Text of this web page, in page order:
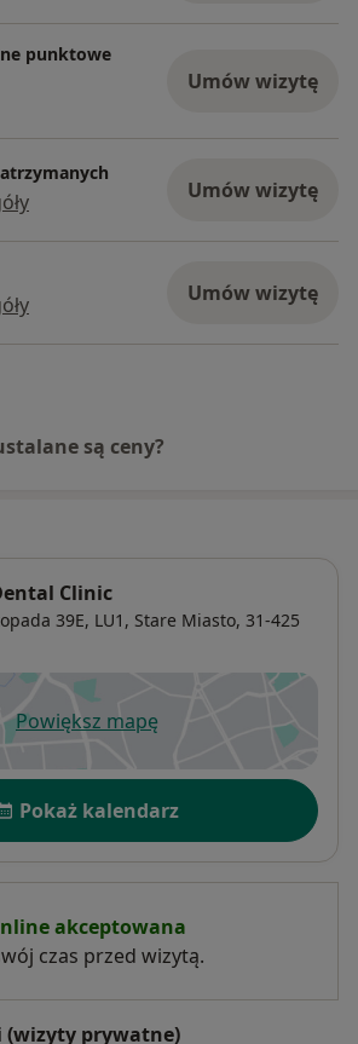
punktowe
Umów wizytę
Umów wizytę
Umów wizytę
są ceny?
Clinic
39E, LU1, Stare Miasto, 31-425
Powiększ mapęotwiera się w nowej karcie
Pokaż kalendarz
akceptowana
czas przed wizytą.
(wizyty prywatne)